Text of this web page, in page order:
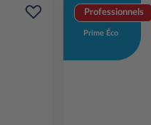
Professionnels
Prime Éco